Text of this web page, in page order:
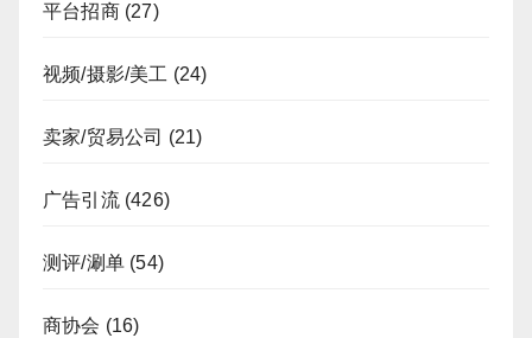
平台招商(27)
视频/摄影/美工 (24)
卖家/贸易公司 (21)
广告引流(426)
测评/涮单 (54)
商协会 (16)